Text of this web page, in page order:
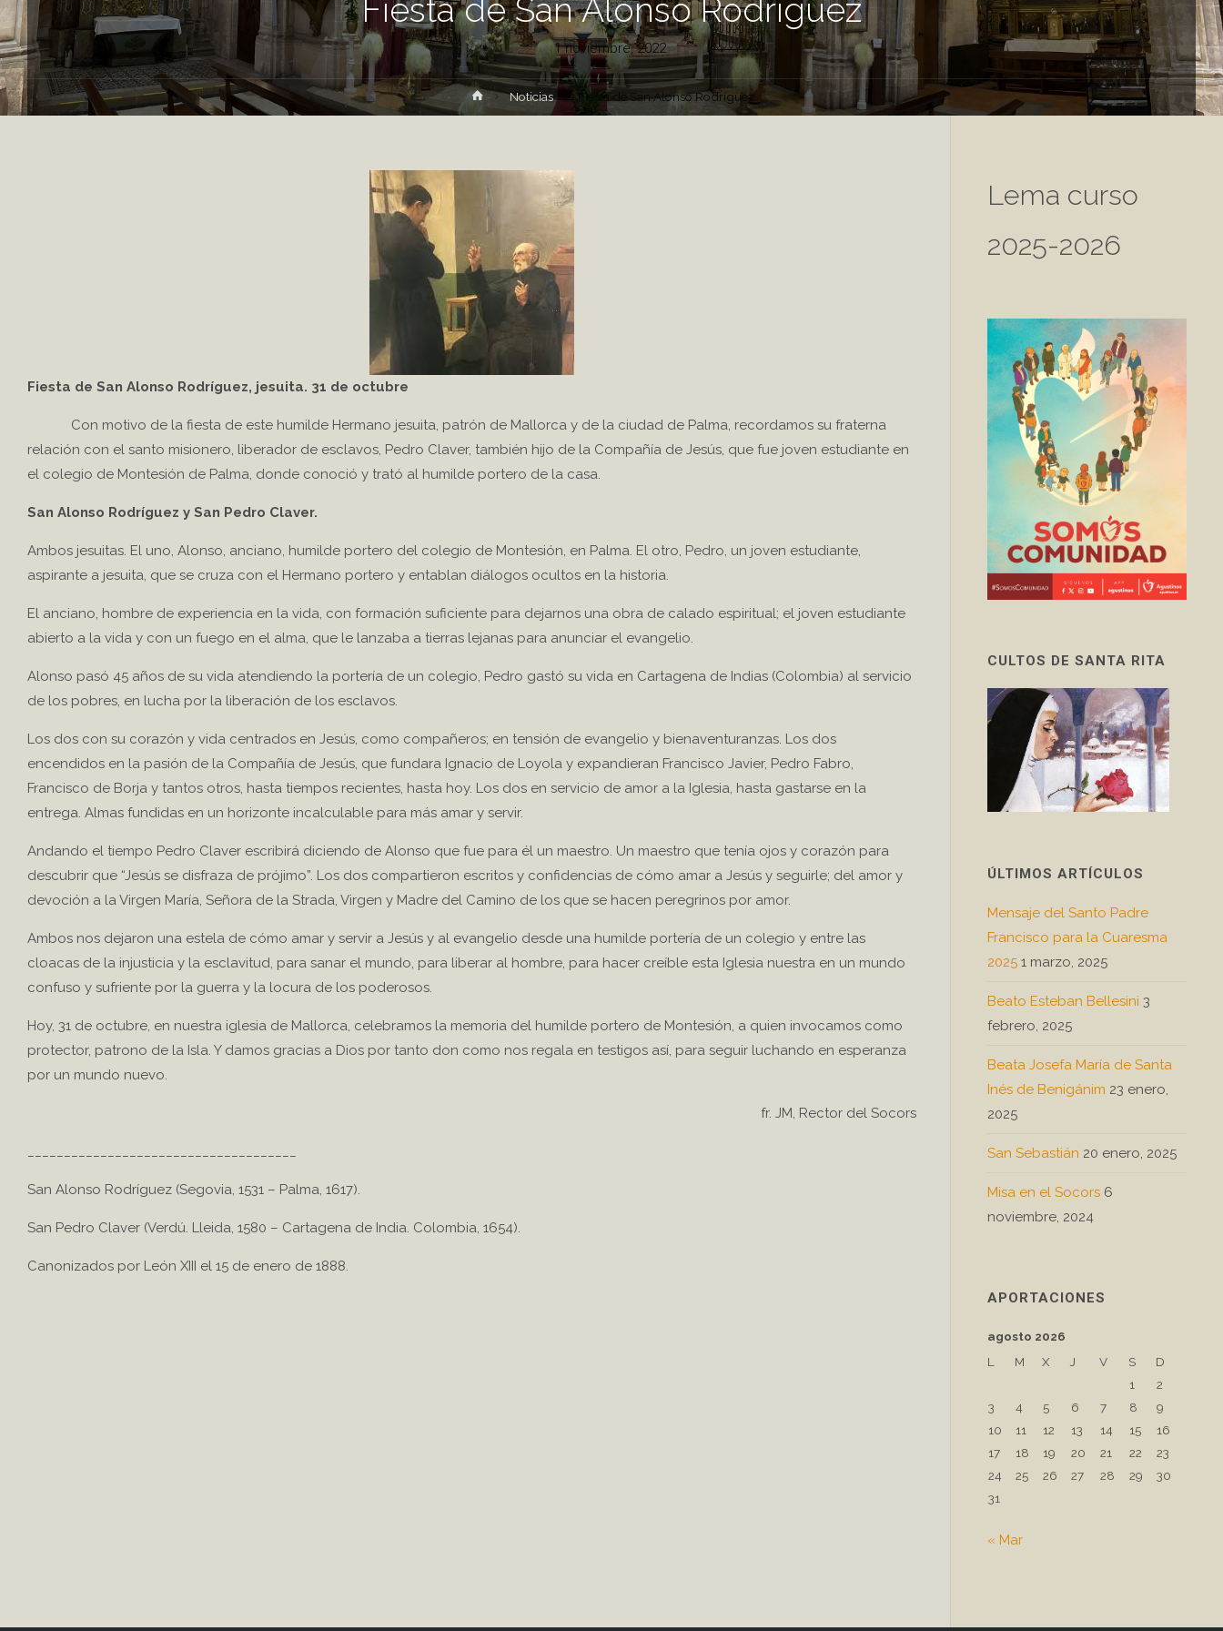
Fiesta de San Alonso Rodríguez
1 noviembre, 2022
InicioNoticias Fiesta de San Alonso Rodríguez
Fiesta de San Alonso Rodríguez, jesuita. 31 de octubre
Con motivo de la fiesta de este humilde Hermano jesuita, patrón de Mallorca y de la ciudad de Palma, recordamos su fraterna
relación con el santo misionero, liberador de esclavos, Pedro Claver, también hijo de la Compañía de Jesús, que fue joven estudiante en
el colegio de Montesión de Palma, donde conoció y trató al humilde portero de la casa.
San Alonso Rodríguez y San Pedro Claver.
Ambos jesuitas. El uno, Alonso, anciano, humilde portero del colegio de Montesión, en Palma. El otro, Pedro, un joven estudiante,
aspirante a jesuita, que se cruza con el Hermano portero y entablan diálogos ocultos en la historia.
El anciano, hombre de experiencia en la vida, con formación suficiente para dejarnos una obra de calado espiritual; el joven estudiante
abierto a la vida y con un fuego en el alma, que le lanzaba a tierras lejanas para anunciar el evangelio.
Alonso pasó 45 años de su vida atendiendo la portería de un colegio, Pedro gastó su vida en Cartagena de Indias (Colombia) al servicio
de los pobres, en lucha por la liberación de los esclavos.
Los dos con su corazón y vida centrados en Jesús, como compañeros; en tensión de evangelio y bienaventuranzas. Los dos
encendidos en la pasión de la Compañía de Jesús, que fundara Ignacio de Loyola y expandieran Francisco Javier, Pedro Fabro,
Francisco de Borja y tantos otros, hasta tiempos recientes, hasta hoy. Los dos en servicio de amor a la Iglesia, hasta gastarse en la
entrega. Almas fundidas en un horizonte incalculable para más amar y servir.
Andando el tiempo Pedro Claver escribirá diciendo de Alonso que fue para él un maestro. Un maestro que tenía ojos y corazón para
descubrir que “Jesús se disfraza de prójimo”. Los dos compartieron escritos y confidencias de cómo amar a Jesús y seguirle; del amor y
devoción a la Virgen María, Señora de la Strada, Virgen y Madre del Camino de los que se hacen peregrinos por amor.
Ambos nos dejaron una estela de cómo amar y servir a Jesús y al evangelio desde una humilde portería de un colegio y entre las
cloacas de la injusticia y la esclavitud, para sanar el mundo, para liberar al hombre, para hacer creíble esta Iglesia nuestra en un mundo
confuso y sufriente por la guerra y la locura de los poderosos.
Hoy, 31 de octubre, en nuestra iglesia de Mallorca, celebramos la memoria del humilde portero de Montesión, a quien invocamos como
protector, patrono de la Isla. Y damos gracias a Dios por tanto don como nos regala en testigos así, para seguir luchando en esperanza
por un mundo nuevo.
fr. JM, Rector del Socors
San Alonso Rodríguez (Segovia, 1531 – Palma, 1617).
San Pedro Claver (Verdú. Lleida, 1580 – Cartagena de India. Colombia, 1654).
Canonizados por León XIII el 15 de enero de 1888.
Lema curso
2025-2026
CULTOS DE SANTA RITA
ÚLTIMOS ARTÍCULOS
Mensaje del Santo Padre
Francisco para la Cuaresma
2025 1 marzo, 2025
Beato Esteban Bellesini 3
febrero, 2025
Beata Josefa María de Santa
Inés de Benigánim 23 enero,
2025
San Sebastián 20 enero, 2025
Misa en el Socors 6
noviembre, 2024
APORTACIONES
agosto 2026
L
M X J V S
D
1
2
3
4 5 6 7 8
9
10
11 12 13 14 15
16
17
18 19 20 21 22
23
24
25 26 27 28 29
30
31
« Mar